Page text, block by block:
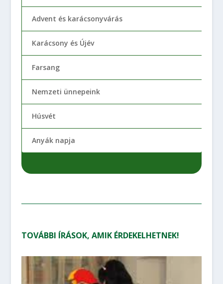
Advent és karácsonyvárás
Karácsony és Újév
Farsang
Nemzeti ünnepeink
Húsvét
Anyák napja
TOVÁBBI ÍRÁSOK, AMIK ÉRDEKELHETNEK!